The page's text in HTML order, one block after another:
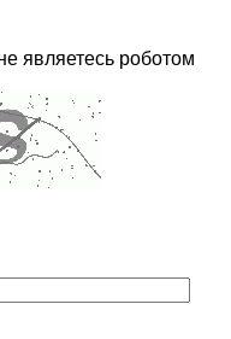
являетесь роботом